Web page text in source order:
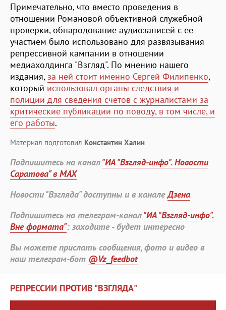
Примечательно, что вместо проведения в
отношении Романовой объективной служебной
проверки, обнародование аудиозаписей с ее
участием было использовано для развязывания
репрессивной кампании в отношении
медиахолдинга "Взгляд". По мнению нашего
издания, за ней стоит именно Сергей Филипенко,
который использовал органы следствия и
полиции для сведения счетов с журналистами за
критические публикации по поводу, в том числе, и
его работы.
Материал подготовил Константин Халин
Подпишитесь на канал"ИА "Взгляд-инфо". Новости
Саратова" в MAX
Новости "Взгляда" доступны и в каналеДзена
Подпишитесь на телеграм-канал"ИА "Взгляд-инфо".
Вне формата": заходите - будет интересно
Вы можете прислать сообщения, фото и видео в
наш телеграм-бот @Vz_feedbot
РЕПРЕССИИ ПРОТИВ "ВЗГЛЯДА"